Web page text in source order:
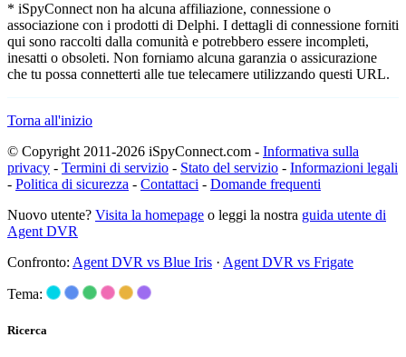
* iSpyConnect non ha alcuna affiliazione, connessione o
associazione con i prodotti di Delphi. I dettagli di connessione forniti
qui sono raccolti dalla comunità e potrebbero essere incompleti,
inesatti o obsoleti. Non forniamo alcuna garanzia o assicurazione
che tu possa connetterti alle tue telecamere utilizzando questi URL.
Torna all'inizio
© Copyright 2011-2026 iSpyConnect.com - Informativa sulla
privacy - Termini di servizio - Stato del servizio - Informazioni legali
- Politica di sicurezza - Contattaci - Domande frequenti
Nuovo utente? Visita la homepage o leggi la nostra guida utente di
Agent DVR
Confronto: Agent DVR vs Blue Iris · Agent DVR vs Frigate
Tema:
Ricerca